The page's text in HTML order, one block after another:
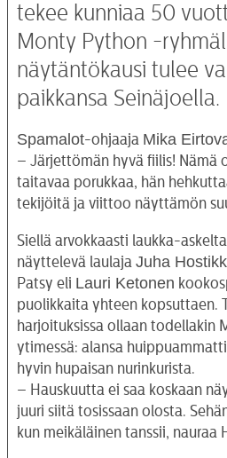
tekee kunniaa 50
Monty Python -
näytäntökausi tulee
paikkansa Seinäjoella.
Spamalot-ohjaaja Mika
– Järjettömän hyvä fiilis! Nämä
taitavaa porukkaa, hän
tekijöitä ja viittoo näyttämön
Siellä arvokkaasti laukka-
näyttelevä laulaja Juha
Patsy eli Lauri Ketonen
puolikkaita yhteen kopsuttaen.
harjoituksissa ollaan todellakin
ytimessä: alansa
hyvin hupaisan nurinkurista.
– Hauskuutta ei saa koskaan
juuri siitä tosissaan olosta.
kun meikäläinen tanssii, nauraa